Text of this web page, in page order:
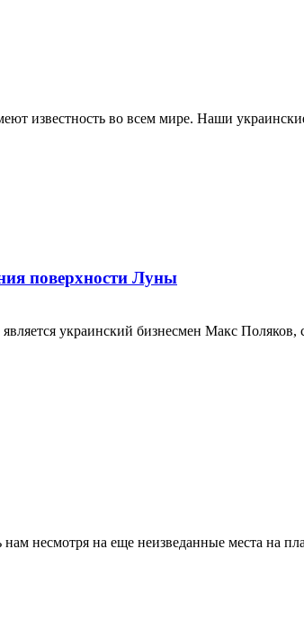
известность во всем мире. Наши
поверхности Луны
украинский бизнесмен Макс
несмотря на еще неизведанные места на